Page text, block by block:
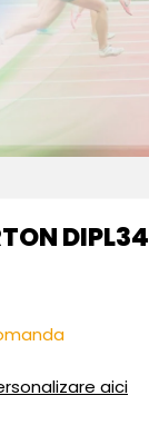
DIPL34
aici